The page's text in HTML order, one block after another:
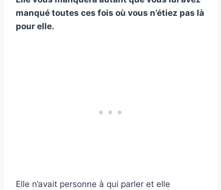
manqué toutes ces fois où vous n’étiez pas là
pour elle.
Elle n’avait personne à qui parler et elle